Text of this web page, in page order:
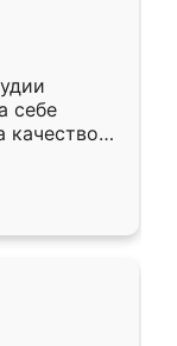
себе
качеством
почти